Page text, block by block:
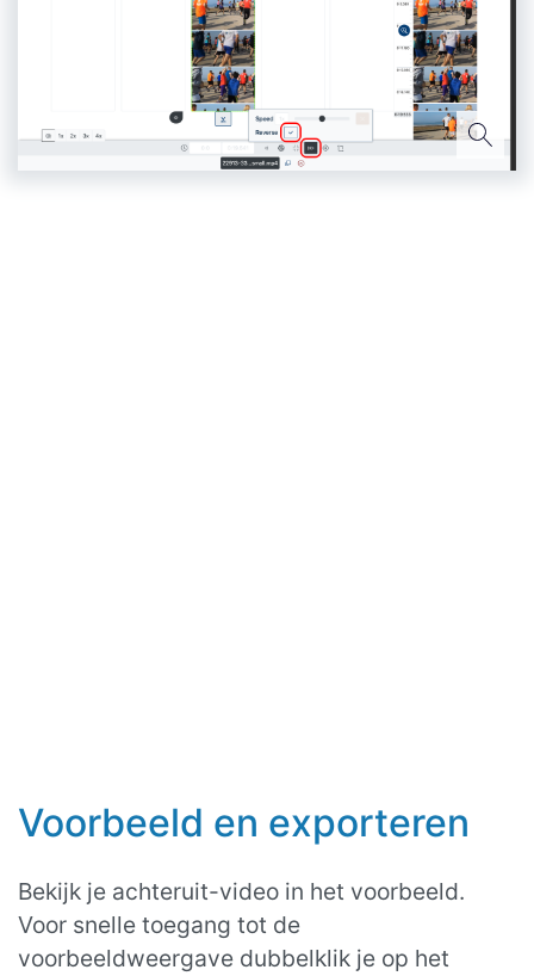
Voorbeeld en exporteren
Bekijk je achteruit-video in het voorbeeld.
Voor snelle toegang tot de
voorbeeldweergave dubbelklik je op het